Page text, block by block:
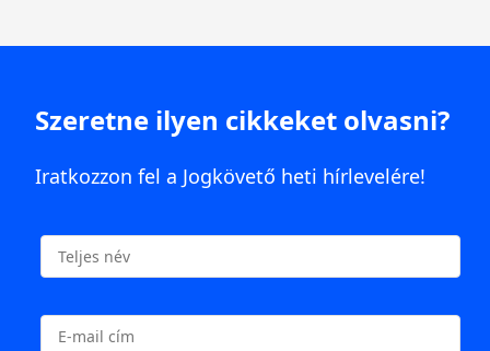
Szeretne ilyen cikkeket olvasni?
Iratkozzon fel a Jogkövető heti hírlevelére!